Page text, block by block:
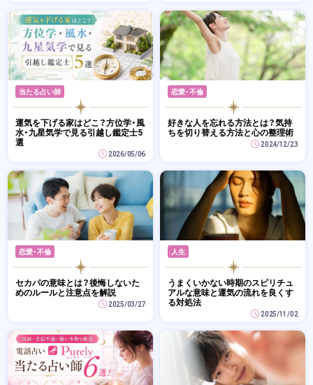
当たる占い師
運気を下げる家はどこ？方位学・風
水・九星気学で見る引越し鑑定士5
選
2026/05/06
恋愛・不倫
好きな人を忘れる方法とは？気持
ちを切り替える方法と心の整理術
2024/12/23
恋愛・不倫
セカパの意味とは？後悔しないた
めのルールと注意点を解説
2025/03/27
人生
うまくいかない時期のスピリチュ
アルな意味と運気の流れを良くす
る対処法
2025/11/02